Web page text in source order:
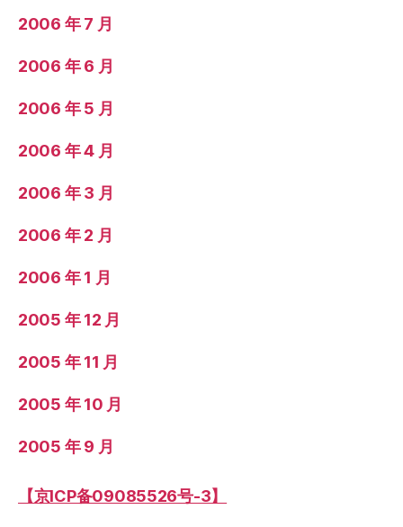
2006 年 7 月
2006 年 6 月
2006 年 5 月
2006 年 4 月
2006 年 3 月
2006 年 2 月
2006 年 1 月
2005 年 12 月
2005 年 11 月
2005 年 10 月
2005 年 9 月
【京ICP备09085526号-3】